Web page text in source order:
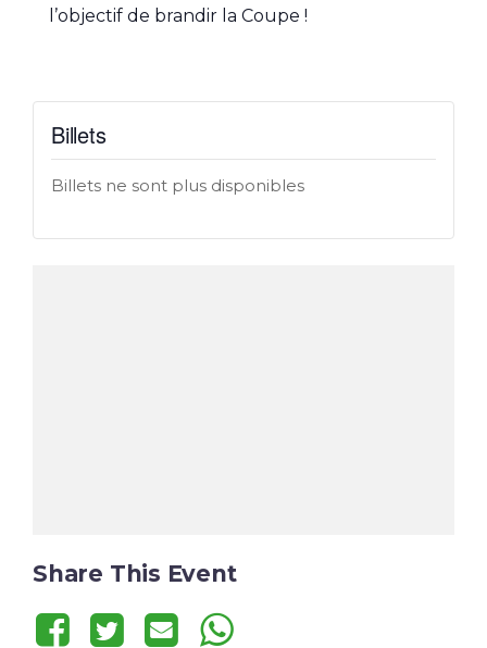
l’objectif de brandir la Coupe !
Billets
Billets ne sont plus disponibles
Share This Event